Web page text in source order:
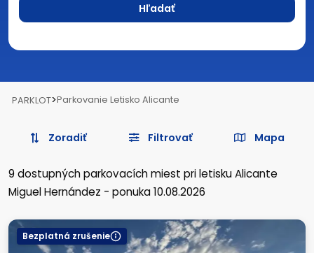
Hľadať
PARKLOT>Parkovanie Letisko Alicante
Zoradiť Filtrovať Mapa
9 dostupných parkovacích miest pri letisku Alicante
Miguel Hernández - ponuka 10.08.2026
Bezplatná zrušenie